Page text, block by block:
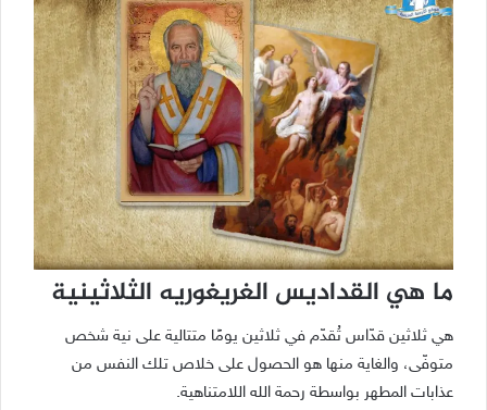
ما هي القداديس الغريغوريه الثلاثينية
هي ثلاثين قدّاس تُقدّم في ثلاثين يومًا متتالية على نية شخص
متوفّى، والغاية منها هو الحصول على خلاص تلك النفس من
عذابات المطهر بواسطة رحمة الله اللامتناهية.